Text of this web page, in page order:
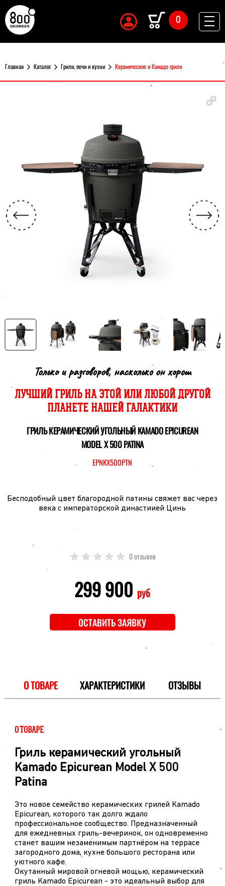
0
Главная Каталог Грили, печи и кухни Керамические и Камадо грили
Только и разговоров, насколько он хорош
ЛУЧШИЙ ГРИЛЬ НА ЭТОЙ ИЛИ ЛЮБОЙ ДРУГОЙ
ПЛАНЕТЕ НАШЕЙ ГАЛАКТИКИ
ГРИЛЬ КЕРАМИЧЕСКИЙ УГОЛЬНЫЙ KAMADO EPICUREAN
MODEL X 500 PATINA
EPNKX500PTN
Бесподобный цвет благородной патины свяжет вас через
века с императорской династиией Цинь
0 отзывов
299 900 руб
ОСТАВИТЬ ЗАЯВКУ
О ТОВАРЕ ХАРАКТЕРИСТИКИ ОТЗЫВЫ
О ТОВАРЕ
Гриль керамический угольный
Kamado Epicurean Model X 500
Patina
Это новое семейство керамических грилей Kamado
Epicurean, которого так долго ждало
профессиональное сообщество. Предназначенный
для ежедневных гриль-вечеринок, он одновременно
станет вашим незаменимым партнёром на террасе
загородного дома, кухне большого ресторана или
уютного кафе.
Окутанный мировой огневой мощью, керамический
гриль Kamado Epicurean - это идеальный выбор для